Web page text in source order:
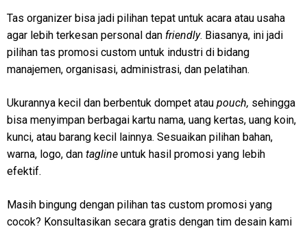
Tas organizer bisa jadi pilihan tepat untuk acara atau usaha
agar lebih terkesan personal dan friendly. Biasanya, ini jadi
pilihan tas promosi custom untuk industri di bidang
manajemen, organisasi, administrasi, dan pelatihan.
Ukurannya kecil dan berbentuk dompet atau pouch, sehingga
bisa menyimpan berbagai kartu nama, uang kertas, uang koin,
kunci, atau barang kecil lainnya. Sesuaikan pilihan bahan,
warna, logo, dan tagline untuk hasil promosi yang lebih
efektif.
Masih bingung dengan pilihan tas custom promosi yang
cocok? Konsultasikan secara gratis dengan tim desain kami